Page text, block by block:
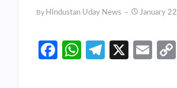
By HIndustan Uday News January
Facebook
WhatsApp
X